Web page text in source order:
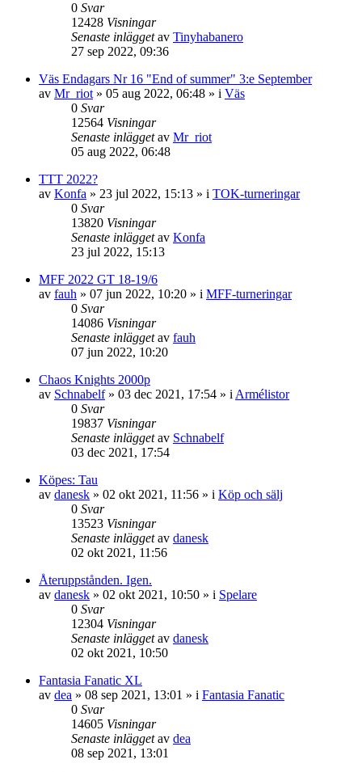
0 Svar
12428 Visningar
Senaste inläggetav Tinyhabanero
27 sep 2022, 09:36
Väs Endagars Nr 16 "End of summer" 3:e September
av Mr_riot » 05 aug 2022, 06:48 » i Väs
0 Svar
12564 Visningar
Senaste inläggetav Mr_riot
05 aug 2022, 06:48
TTT 2022?
av Konfa » 23 jul 2022, 15:13 » i TOK-turneringar
0 Svar
13820 Visningar
Senaste inläggetav Konfa
23 jul 2022, 15:13
MFF 2022 GT 18-19/6
av fauh » 07 jun 2022, 10:20 » i MFF-turneringar
0 Svar
14086 Visningar
Senaste inläggetav fauh
07 jun 2022, 10:20
Chaos Knights 2000p
av Schnabelf» 03 dec 2021, 17:54 » i Armélistor
0 Svar
19837 Visningar
Senaste inläggetav Schnabelf
03 dec 2021, 17:54
Köpes: Tau
av danesk » 02 okt 2021, 11:56 » i Köp och sälj
0 Svar
13523 Visningar
Senaste inläggetav danesk
02 okt 2021, 11:56
Återuppstånden. Igen.
av danesk » 02 okt 2021, 10:50 » i Spelare
0 Svar
12304 Visningar
Senaste inläggetav danesk
02 okt 2021, 10:50
Fantasia Fanatic XL
av dea » 08 sep 2021, 13:01 » i Fantasia Fanatic
0 Svar
14605 Visningar
Senaste inläggetav dea
08 sep 2021, 13:01